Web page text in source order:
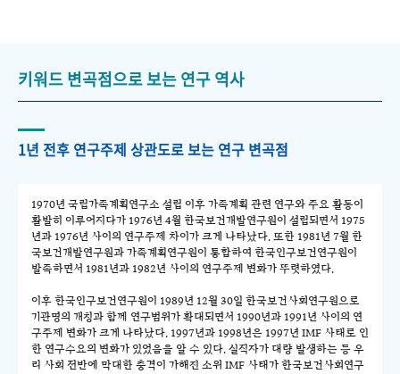
키워드 변곡점으로 보는 연구 역사
1년 전후 연구주제 상관도로 보는 연구 변곡점
1970년 국립가족계획연구소 설립 이후 가족계획 관련 연구와 주요 활동이
활발히 이루어지다가 1976년 4월 한국보건개발연구원이 설립되면서 1975
년과 1976년 사이의 연구주제 차이가 크게 나타났다. 또한 1981년 7월 한
국보건개발연구원과 가족계획연구원이 통합하여 한국인구보건연구원이
발족하면서 1981년과 1982년 사이의 연구주제 변화가 뚜렷하였다.
이후 한국인구보건연구원이 1989년 12월 30일 한국보건사회연구원으로
기관명의 개칭과 함께 연구범위가 확대되면서 1990년과 1991년 사이의 연
구주제 변화가 크게 나타났다. 1997년과 1998년은 1997년 IMF 사태로 인
한 연구수요의 변화가 있었음을 알 수 있다. 실직자가 대량 발생하는 등 우
리 사회 전반에 막대한 충격이 가해진 소위 IMF 사태가 한국보건사회연구